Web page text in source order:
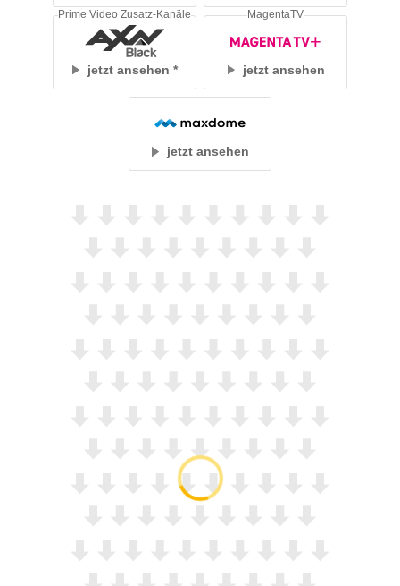
jetzt ansehen
Prime Video Zusatz-Kanäle
jetzt ansehen
MagentaTV
jetzt ansehen